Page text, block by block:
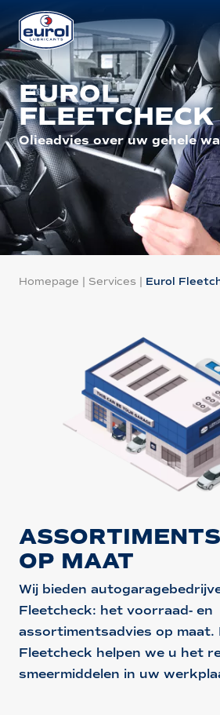
EUROL
FLEETCHECK
Olieadvies over uw gehele
Homepage | Services | Eurol
OP MAAT
Wij bieden
Fleetcheck: het voorraad- en
assortimentsadvies op maat.
Fleetcheck helpen we u het
smeermiddelen in uw